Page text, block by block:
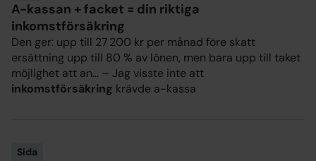
A-kassan + facket = din riktiga
inkomstförsäkring
Den ger: upp till 27 200 kr per månad före skatt
ersättning upp till 80 % av lönen, men bara upp till taket
möjlighet att an... – Jag visste inte att
inkomstförsäkring krävde a-kassa
Sida